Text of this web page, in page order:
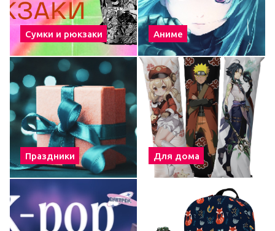
Сумки и рюкзаки Аниме
Праздники Для дома